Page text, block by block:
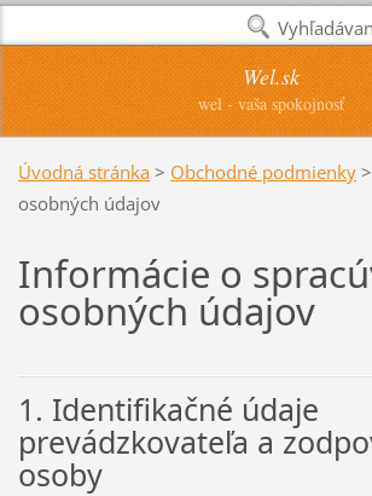
Wel.sk
wel - vaša spokojnosť
Úvodná stránka > Obchodné podmienky >
osobných údajov
Informácie o
osobných údajov
1. Identifikačné údaje
prevádzkovateľa a
osoby